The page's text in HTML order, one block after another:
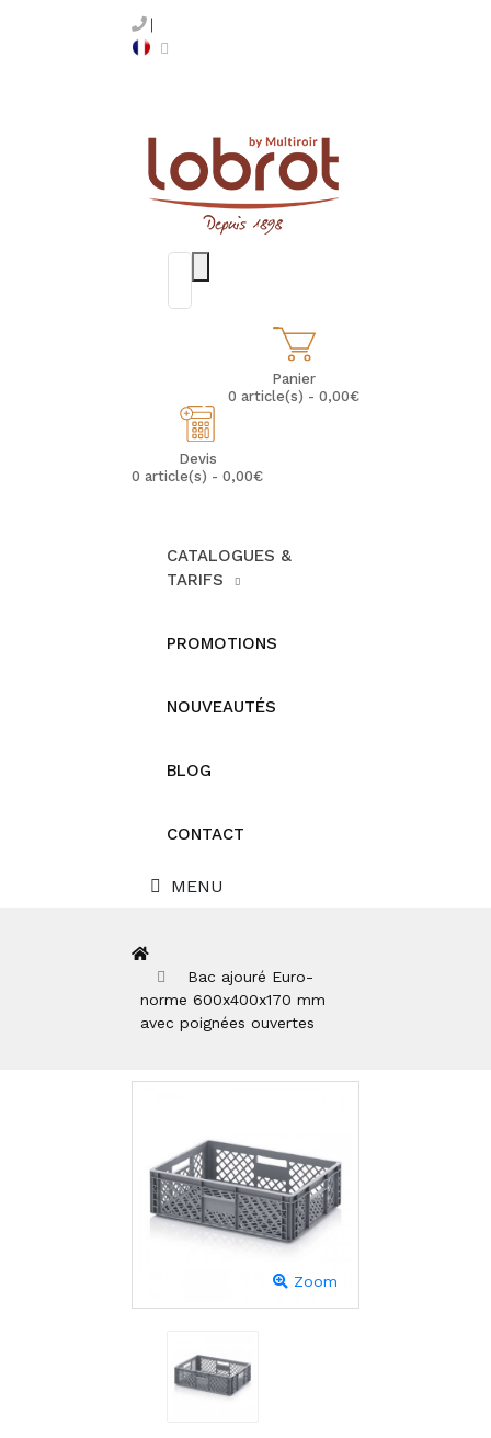
Panier
0 article(s) - 0,00€
Devis
0 article(s) - 0,00€
CATALOGUES &
TARIFS
PROMOTIONS
NOUVEAUTÉS
BLOG
CONTACT
MENU
Bac ajouré Euro-
norme 600x400x170 mm
avec poignées ouvertes
Zoom